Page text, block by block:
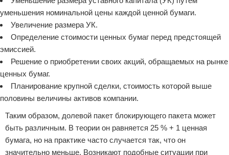
уменьшения номинальной цены каждой ценной бумаги.
Увеличение размера УК.
Определение стоимости ценных бумаг перед предстоящей
эмиссией.
Решение о приобретении своих акций, обращаемых на рынке
ценных бумаг.
Планирование крупной сделки, стоимость которой выше
половины величины активов компании.
Таким образом, долевой пакет блокирующего пакета может
быть различным. В теории он равняется 25 % + 1 ценная
бумага, но на практике часто случается так, что он
значительно меньше. Возникают подобные ситуации при